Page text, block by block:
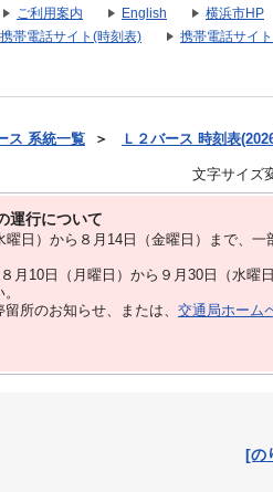
ご利用案内 English 横浜市HP
携帯電話サイト(時刻表) 携帯電話サイ
ス 系統一覧 ＞ Ｌ２バース 時刻表
文字サイズ
運行について
日）から８⽉14⽇（金曜日）まで、⼀
10日（月曜日）から９月30日（水曜日
所のお知らせ、または、 交通局ホーム
[の